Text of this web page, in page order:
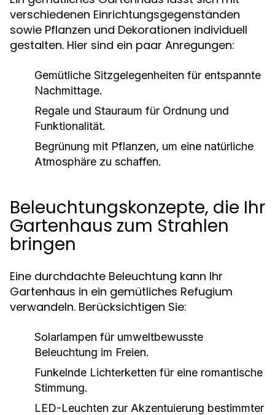
verschiedenen Einrichtungsgegenständen
sowie Pflanzen und Dekorationen individuell
gestalten. Hier sind ein paar Anregungen:
Gemütliche Sitzgelegenheiten für entspannte
Nachmittage.
Regale und Stauraum für Ordnung und
Funktionalität.
Begrünung mit Pflanzen, um eine natürliche
Atmosphäre zu schaffen.
Beleuchtungskonzepte, die Ihr
Gartenhaus zum Strahlen
bringen
Eine durchdachte Beleuchtung kann Ihr
Gartenhaus in ein gemütliches Refugium
verwandeln. Berücksichtigen Sie:
Solarlampen für umweltbewusste
Beleuchtung im Freien.
Funkelnde Lichterketten für eine romantische
Stimmung.
LED-Leuchten zur Akzentuierung bestimmter